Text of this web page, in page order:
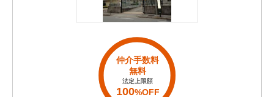
仲介手数料
無料
法定上限額
100%OFF